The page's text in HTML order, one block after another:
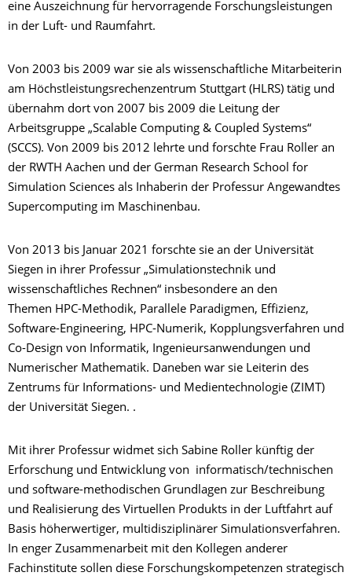
eine Auszeichnung für hervorragende Forschungsleistungen
in der Luft- und Raumfahrt.
Von 2003 bis 2009 war sie als wissenschaftliche Mitarbeiterin
am Höchstleistungsrechenzentrum Stuttgart (HLRS) tätig und
übernahm dort von 2007 bis 2009 die Leitung der
Arbeitsgruppe „Scalable Computing & Coupled Systems“
(SCCS). Von 2009 bis 2012 lehrte und forschte Frau Roller an
der RWTH Aachen und der German Research School for
Simulation Sciences als Inhaberin der Professur Angewandtes
Supercomputing im Maschinenbau.
Von 2013 bis Januar 2021 forschte sie an der Universität
Siegen in ihrer Professur „Simulationstechnik und
wissenschaftliches Rechnen“ insbesondere an den
Themen HPC-Methodik, Parallele Paradigmen, Effizienz,
Software-Engineering, HPC-Numerik, Kopplungsverfahren und
Co-Design von Informatik, Ingenieursanwendungen und
Numerischer Mathematik. Daneben war sie Leiterin des
Zentrums für Informations- und Medientechnologie (ZIMT)
der Universität Siegen. .
Mit ihrer Professur widmet sich Sabine Roller künftig der
Erforschung und Entwicklung von informatisch/technischen
und software-methodischen Grundlagen zur Beschreibung
und Realisierung des Virtuellen Produkts in der Luftfahrt auf
Basis höherwertiger, multidisziplinärer Simulationsverfahren.
In enger Zusammenarbeit mit den Kollegen anderer
Fachinstitute sollen diese Forschungskompetenzen strategisch